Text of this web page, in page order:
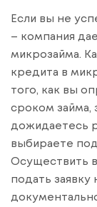
Если вы не
– компания
микрозайма.
кредита в
того, как вы
сроком займа,
дожидаетесь
выбираете
Осуществить
подать заявку